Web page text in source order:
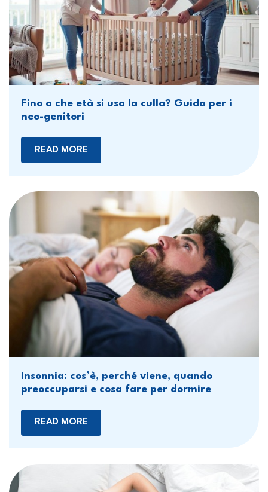
Fino a che età si usa la culla? Guida per i
neo-genitori
READ MORE
Insonnia: cos’è, perché viene, quando
preoccuparsi e cosa fare per dormire
READ MORE